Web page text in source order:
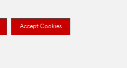
Accept Cookies